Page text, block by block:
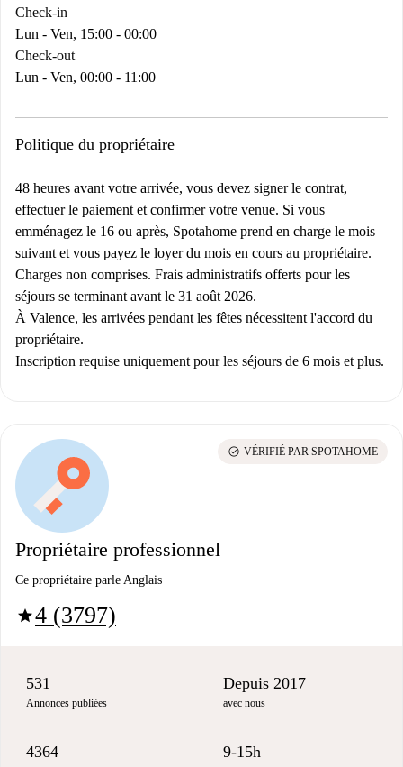
Check-in
Lun - Ven, 15:00 - 00:00
Check-out
Lun - Ven, 00:00 - 11:00
Politique du propriétaire
48 heures avant votre arrivée, vous devez signer le contrat,
effectuer le paiement et confirmer votre venue. Si vous
emménagez le 16 ou après, Spotahome prend en charge le mois
suivant et vous payez le loyer du mois en cours au propriétaire.
Charges non comprises. Frais administratifs offerts pour les
séjours se terminant avant le 31 août 2026.
À Valence, les arrivées pendant les fêtes nécessitent l'accord du
propriétaire.
Inscription requise uniquement pour les séjours de 6 mois et plus.
Propriétaire professionnel
Ce propriétaire parle Anglais
star4 (3797)
check_circle VÉRIFIÉ PAR SPOTAHOME
531
Annonces publiées
Depuis 2017
avec nous
4364 9-15h